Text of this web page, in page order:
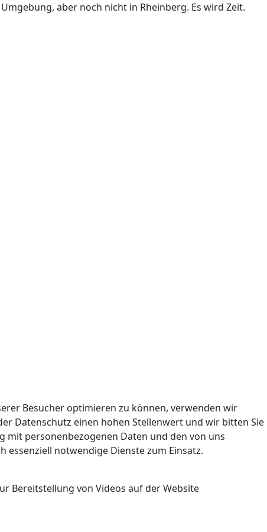
aber noch nicht in Rheinberg. Es wird Zeit.
Besucher optimieren zu können, verwenden wir
Datenschutz einen hohen Stellenwert und wir bitten Sie
personenbezogenen Daten und den von uns
essenziell notwendige Dienste zum Einsatz.
Bereitstellung von Videos auf der Website